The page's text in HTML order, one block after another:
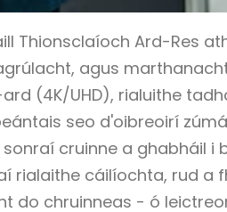
Thionsclaíoch Ard-Res
agus
(4K/UHD), rialuithe
seo d'oibreoirí
cruinne a ghabháil
rialaithe cáilíochta, rud a
do chruinneas - ó